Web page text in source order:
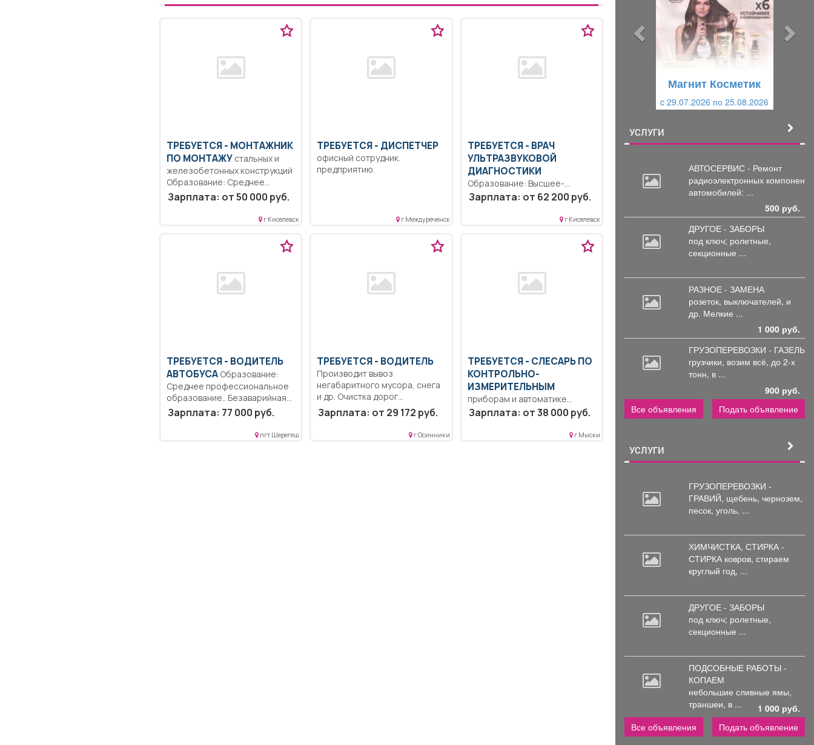
ТРЕБУЕТСЯ - МОНТАЖНИК
ПО МОНТАЖУстальных и
железобетонных конструкций
Образование: Среднее
профессиональное..
Производит монтаж:
Зарплата: от 50 000 руб.
г Киселевск
ТРЕБУЕТСЯ - ДИСПЕТЧЕР
офисный сотрудник.
предприятию.
г Междуреченск
ТРЕБУЕТСЯ - ВРАЧ
УЛЬТРАЗВУКОВОЙ
ДИАГНОСТИКИ
Образование: Высшее-
специалитет, магистратура.
Коммуникабельность.
Ответственность.. Выполнение
должностных обязанностей
Зарплата: от 62 200 руб.
г Киселевск
ТРЕБУЕТСЯ - ВОДИТЕЛЬ
АВТОБУСАОбразование:
Среднее профессиональное
образование.. Безаварийная
перевозка пассажиров,
заправка автомобиля...
Зарплата: 77 000 руб.
пгт Шерегеш
ТРЕБУЕТСЯ - ВОДИТЕЛЬ
Производит вывоз
негабаритного мусора, снега
и др. Очистка дорог...
Зарплата: от 29 172 руб.
г Осинники
ТРЕБУЕТСЯ - СЛЕСАРЬ ПО
КОНТРОЛЬНО-
ИЗМЕРИТЕЛЬНЫМ
приборам и автоматике
Образование: Среднее
профессиональное
наряд-задание от...
Зарплата: от 38 000 руб.
г Мыски
Магнит Косметик
c 29.07.2026 по 25.08.2026
УСЛУГИ
АВТОСЕРВИС - Ремонт
радиоэлектронных
автомобилей: ...
500 руб.
ДРУГОЕ - ЗАБОРЫ
под ключ; ролетные,
секционные ...
РАЗНОЕ - ЗАМЕНА
розеток, выключателей, и
др. Мелкие ...
1 000 руб.
ГРУЗОПЕРЕВОЗКИ - ГАЗЕЛЬ
грузчики, возим всё, до 2-х
тонн, в ...
900 руб.
Все объявления
Подать объявление
УСЛУГИ
ГРУЗОПЕРЕВОЗКИ -
ГРАВИЙ, щебень, чернозем,
песок, уголь, ...
ХИМЧИСТКА, СТИРКА -
СТИРКА ковров, стираем
круглый год, ...
ДРУГОЕ - ЗАБОРЫ
под ключ; ролетные,
секционные ...
ПОДСОБНЫЕ РАБОТЫ -
КОПАЕМ
небольшие сливные ямы,
траншеи, в ...
1 000 руб.
Все объявления
Подать объявление